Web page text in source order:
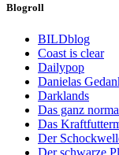
Blogroll
BILDblog
Coast is clear
Dailypop
Danielas
Darklands
Das ganz
Das
Der
Der schwarze